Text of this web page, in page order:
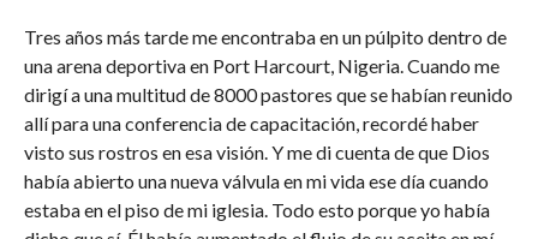
Tres años más tarde me encontraba en un púlpito dentro de
una arena deportiva en Port Harcourt, Nigeria. Cuando me
dirigí a una multitud de 8000 pastores que se habían reunido
allí para una conferencia de capacitación, recordé haber
visto sus rostros en esa visión. Y me di cuenta de que Dios
había abierto una nueva válvula en mi vida ese día cuando
estaba en el piso de mi iglesia. Todo esto porque yo había